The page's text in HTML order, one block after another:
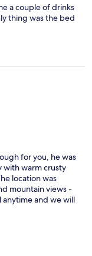
a couple of drinks
thing was the bed
for you, he was
with warm crusty
location was
mountain views -
and we will